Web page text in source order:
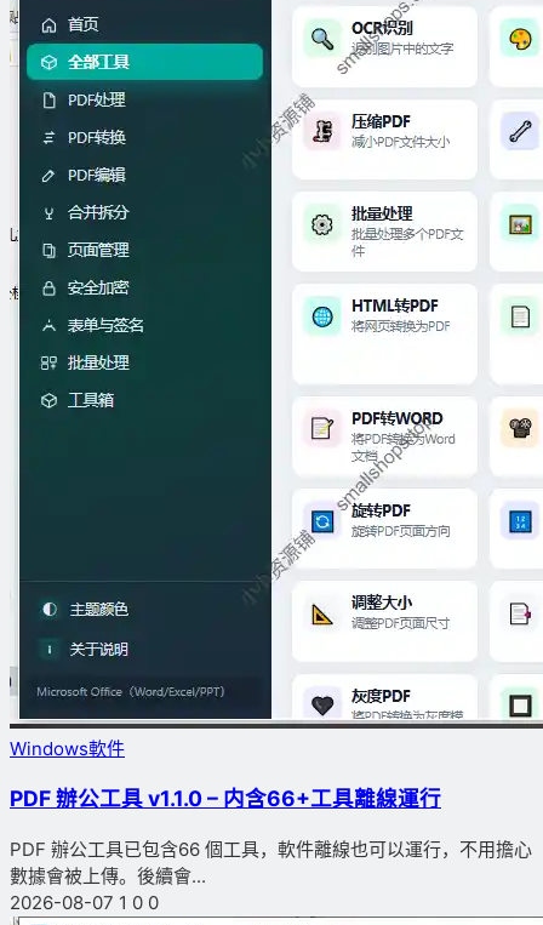
Windows軟件
PDF 辦公工具 v1.1.0 – 内含66+工具離線運行
PDF 辦公工具已包含66 個工具，軟件離線也可以運行，不用擔心
數據會被上傳。後續會...
2026-08-07 1 0 0